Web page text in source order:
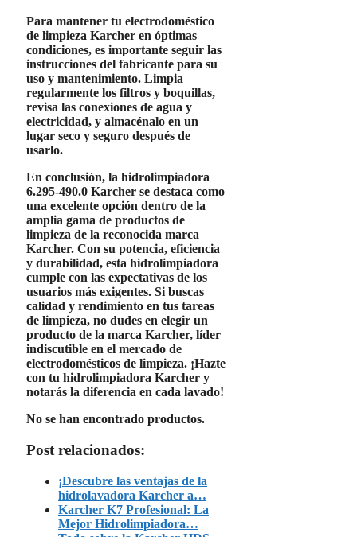
Para mantener tu electrodoméstico
de limpieza Karcher en óptimas
condiciones, es importante seguir las
instrucciones del fabricante para su
uso y mantenimiento. Limpia
regularmente los filtros y boquillas,
revisa las conexiones de agua y
electricidad, y almacénalo en un
lugar seco y seguro después de
usarlo.
En conclusión, la hidrolimpiadora
6.295-490.0 Karcher se destaca como
una excelente opción dentro de la
amplia gama de productos de
limpieza de la reconocida marca
Karcher. Con su potencia, eficiencia
y durabilidad, esta hidrolimpiadora
cumple con las expectativas de los
usuarios más exigentes. Si buscas
calidad y rendimiento en tus tareas
de limpieza, no dudes en elegir un
producto de la marca Karcher, líder
indiscutible en el mercado de
electrodomésticos de limpieza. ¡Hazte
con tu hidrolimpiadora Karcher y
notarás la diferencia en cada lavado!
No se han encontrado productos.
Post relacionados:
¡Descubre las ventajas de la
hidrolavadora Karcher a…
Karcher K7 Profesional: La
Mejor Hidrolimpiadora…